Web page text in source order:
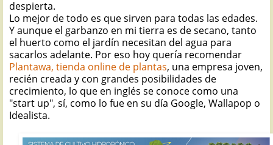
despierta.
Lo mejor de todo es que sirven para todas las edades.
Y aunque el garbanzo en mi tierra es de secano, tanto
el huerto como el jardín necesitan del agua para
sacarlos adelante. Por eso hoy quería recomendar
Plantawa, tienda online de plantas, una empresa joven,
recién creada y con grandes posibilidades de
crecimiento, lo que en inglés se conoce como una
"start up", sí, como lo fue en su día Google, Wallapop o
Idealista.